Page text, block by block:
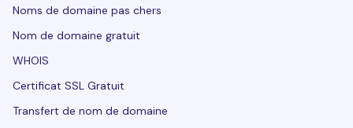
Noms de domaine pas chers
Nom de domaine gratuit
WHOIS
Certificat SSL Gratuit
Transfert de nom de domaine